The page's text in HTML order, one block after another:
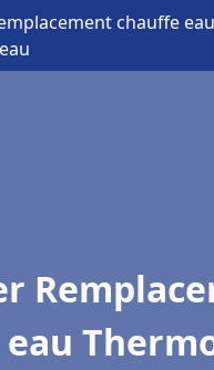
chauffe